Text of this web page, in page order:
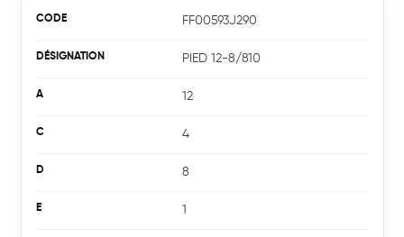
FF00593J290
PIED 12-8/810
12
4
8
1